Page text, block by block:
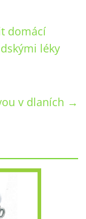
domácí
léky
v dlaních →